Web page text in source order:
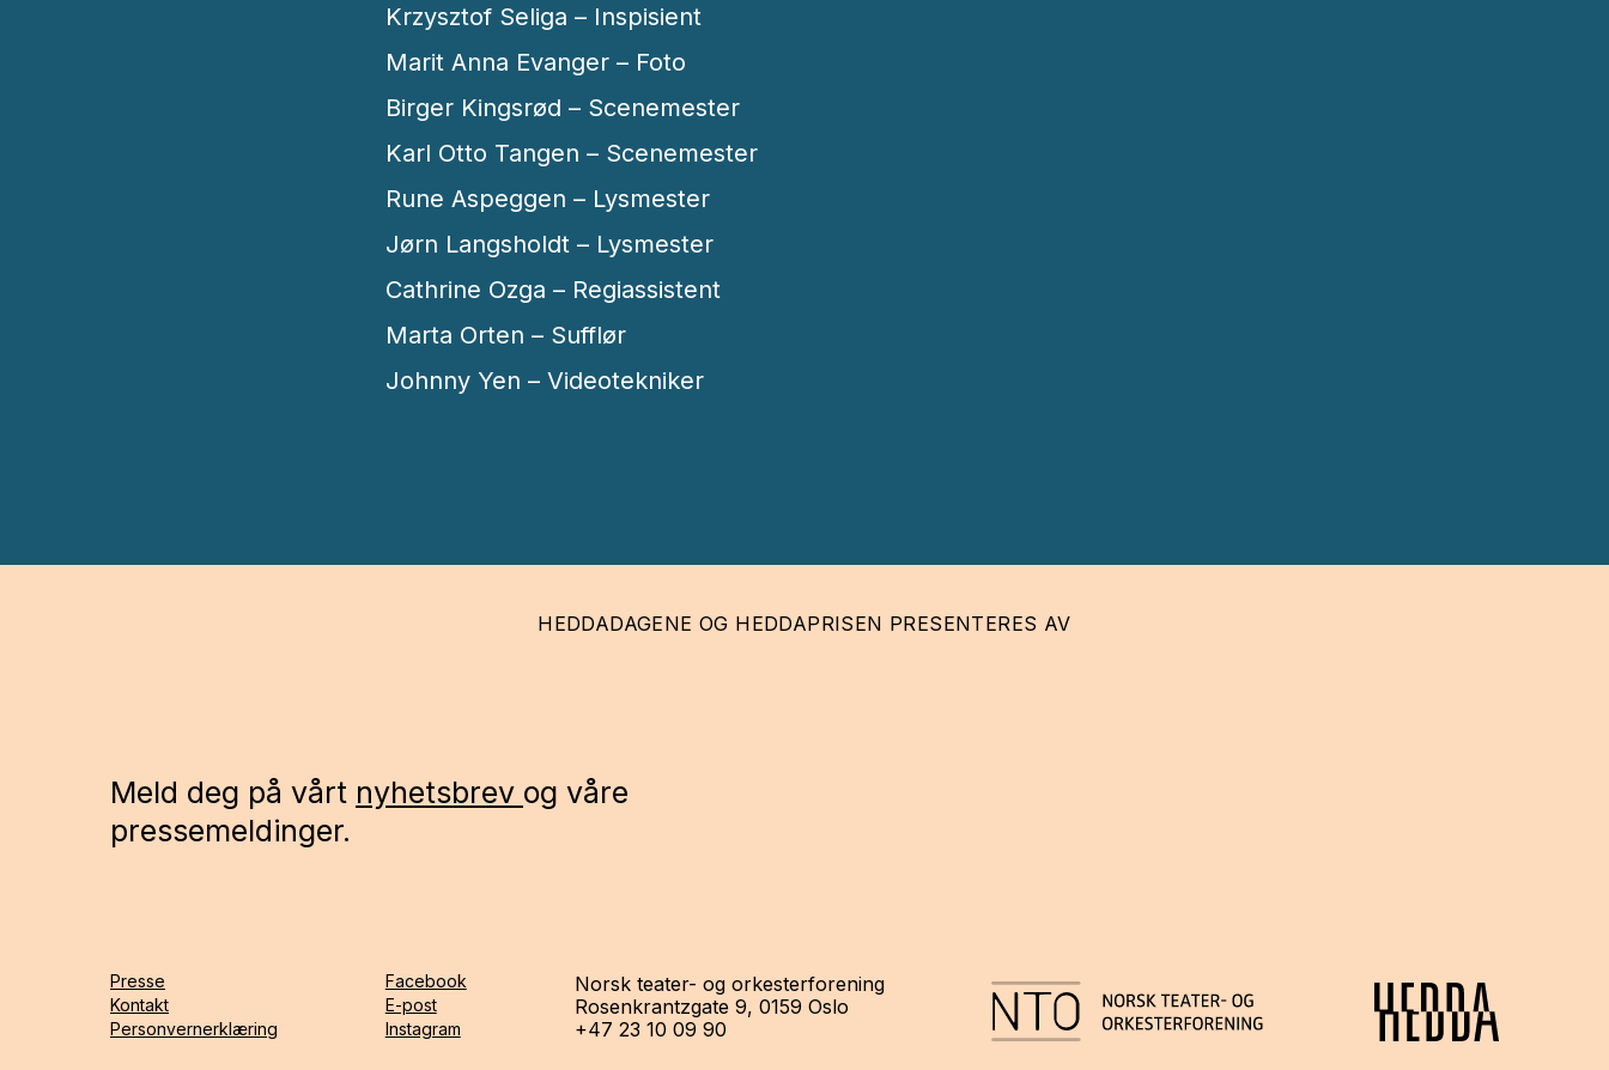
Krzysztof Seliga – Inspisient
Marit Anna Evanger – Foto
Birger Kingsrød – Scenemester
Karl Otto Tangen – Scenemester
Rune Aspeggen – Lysmester
Jørn Langsholdt – Lysmester
Cathrine Ozga – Regiassistent
Marta Orten – Sufflør
Johnny Yen – Videotekniker
HEDDADAGENE OG HEDDAPRISEN PRESENTERES AV
Meld deg på vårt nyhetsbrev og våre
pressemeldinger.
Presse
Kontakt
Personvernerklæring
Facebook
E-post
Instagram
Norsk teater- og orkesterforening
Rosenkrantzgate 9, 0159 Oslo
+47 23 10 09 90